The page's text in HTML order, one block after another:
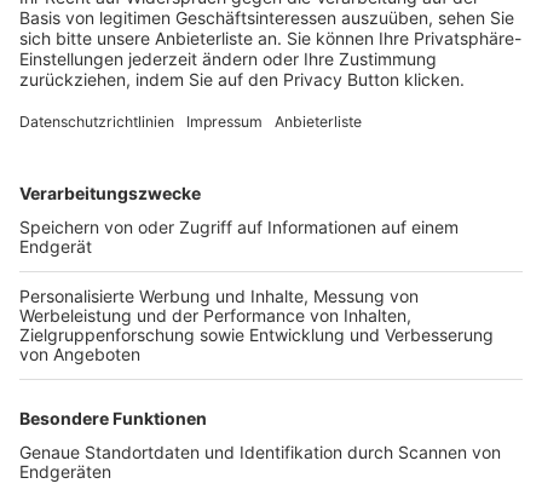
Login SpielPlus
FOLGE DEM BFV
TOP-VEREINE
TOP-PARTNER